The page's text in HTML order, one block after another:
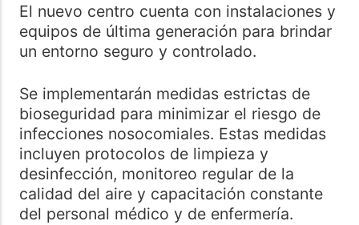
El nuevo centro cuenta con instalaciones y
equipos de última generación para brindar
un entorno seguro y controlado.
Se implementarán medidas estrictas de
bioseguridad para minimizar el riesgo de
infecciones nosocomiales. Estas medidas
incluyen protocolos de limpieza y
desinfección, monitoreo regular de la
calidad del aire y capacitación constante
del personal médico y de enfermería.